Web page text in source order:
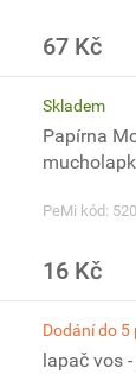
67 Kč
Skladem
Papírna
PeMi kód:
16 Kč
Dodání do
lapač vos